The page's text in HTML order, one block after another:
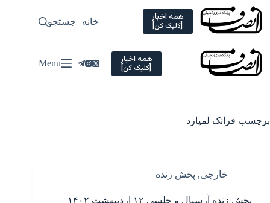
Skip
content
همه اخبار
[کلیک کن] خانه سیاسی
جستجو
همه اخبار
[کلیک کن] Menu
برچسب فرانک لمپارد
خارجی, پخش زنده
پخش زنده آرسنال و چلسی ۱۲ اردیبهشت ۱۴۰۲ |